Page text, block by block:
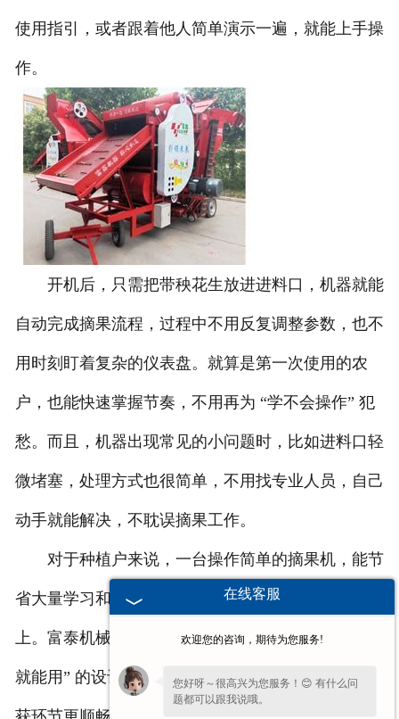
使用指引，或者跟着他人简单演示一遍，就能上手操
作。
开机后，只需把带秧花生放进进料口，机器就能
自动完成摘果流程，过程中不用反复调整参数，也不
用时刻盯着复杂的仪表盘。就算是第一次使用的农
户，也能快速掌握节奏，不用再为 “学不会操作” 犯
愁。而且，机器出现常见的小问题时，比如进料口轻
微堵塞，处理方式也很简单，不用找专业人员，自己
动手就能解决，不耽误摘果工作。
对于种植户来说，一台操作简单的摘果机，能节
省大量学习和调试时间，把更多精力放在花生收获
上。富泰机械花生摘果机，用 “不用复杂操作，上手
就能用” 的设计，帮种植户省去操作烦恼，让花生收
在线客服
欢迎您的咨询，期待为您服务!
您好呀～很高兴为您服务！😊 有什么问
题都可以跟我说哦。